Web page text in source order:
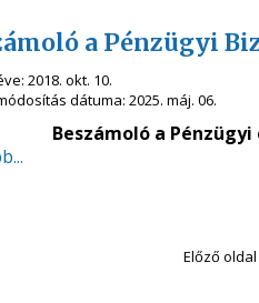
a Pénzügyi
2018. okt. 10.
dátuma: 2025. máj. 06.
Beszámoló a
Előző oldal